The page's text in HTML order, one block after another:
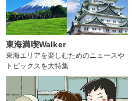
東海満喫Walker
東海エリアを楽しむためのニュースや
トピックスを大特集